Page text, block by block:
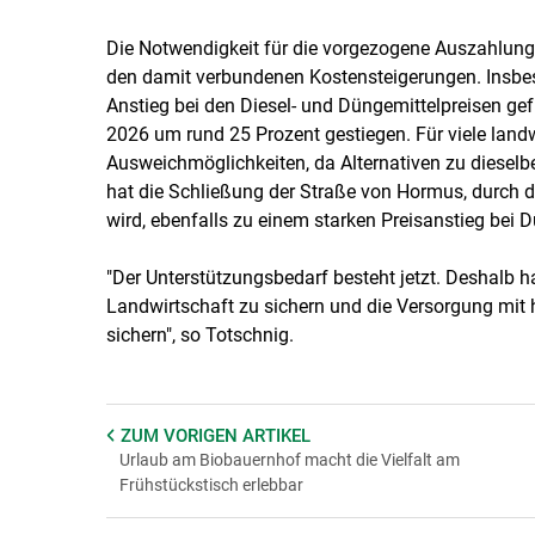
Die Notwendigkeit für die vorgezogene
den damit verbundenen Kostensteigerungen.
Anstieg bei den Diesel- und Düngemittelpreisen
2026 um rund 25 Prozent gestiegen. Für viele
Ausweichmöglichkeiten, da Alternativen zu
hat die Schließung der Straße von Hormus, durch
wird, ebenfalls zu einem starken Preisanstieg bei
"Der Unterstützungsbedarf besteht jetzt. Deshalb
Landwirtschaft zu sichern und die Versorgung
sichern", so Totschnig.
ZUM VORIGEN ARTIKEL
Urlaub am Biobauernhof macht die Vielfalt am
Frühstückstisch erlebbar